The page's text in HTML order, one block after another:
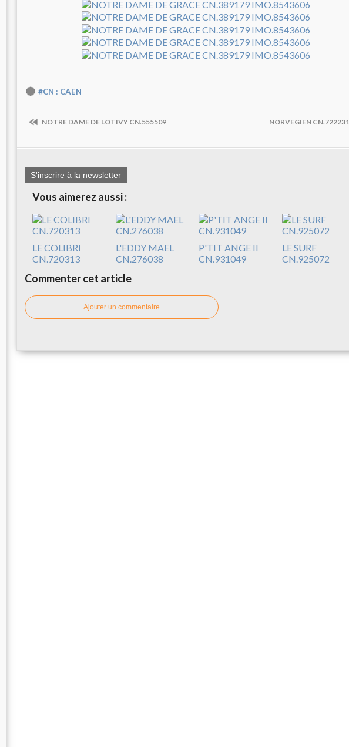
#CN : CAEN
NOTRE DAME DE LOTIVY CN.555509 NORVEGIEN CN.722231
S'inscrire à la newsletter
Vous aimerez aussi :
LE COLIBRI
CN.720313
L'EDDY MAEL
CN.276038
P'TIT ANGE II
CN.931049
LE SURF
CN.925072
Commenter cet article
Ajouter un commentaire